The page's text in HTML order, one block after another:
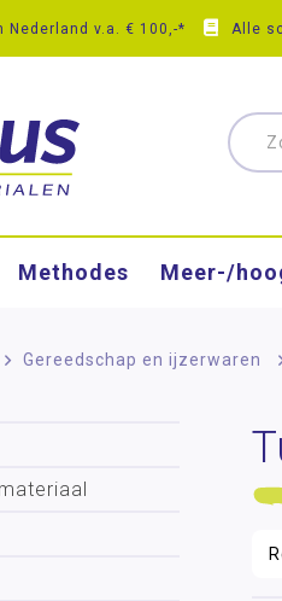
Nederland v.a. € 100,-* Alle
Methodes Meer-/
> Gereedschap en ijzerwaren